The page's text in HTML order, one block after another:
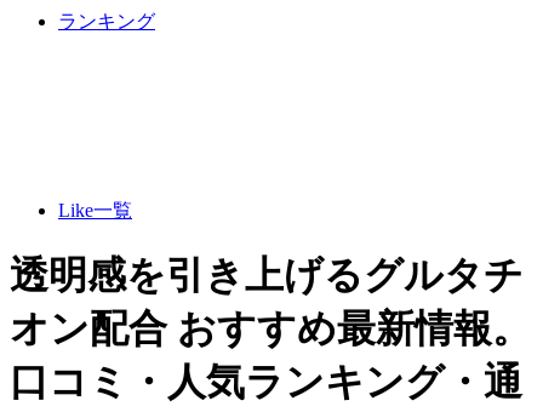
ランキング
Like一覧
透明感を引き上げるグルタチ
オン配合 おすすめ最新情報。
口コミ・人気ランキング・通